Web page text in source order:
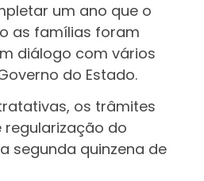
um ano que o
as famílias foram
diálogo com vários
do Estado.
os trâmites
do
segunda quinzena de